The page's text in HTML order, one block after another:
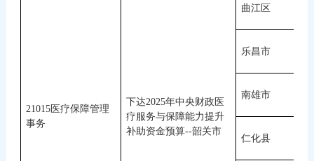
21015医疗保障管理
事务
下达2025年中央财政医
疗服务与保障能力提升
补助资金预算--韶关市
曲江区
乐昌市
南雄市
仁化县